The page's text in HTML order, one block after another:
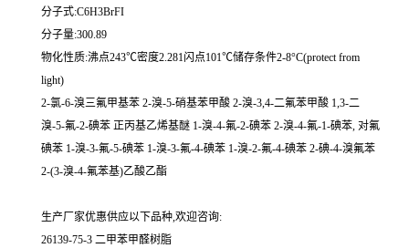
分子式:C6H3BrFI
分子量:300.89
物化性质:沸点243℃密度2.281闪点101℃储存条件2-8°C(protect from
light)
2-氯-6-溴三氟甲基苯 2-溴-5-硝基苯甲酸 2-溴-3,4-二氟苯甲酸 1,3-二
溴-5-氟-2-碘苯 正丙基乙烯基醚 1-溴-4-氟-2-碘苯 2-溴-4-氟-1-碘苯, 对氟
碘苯 1-溴-3-氟-5-碘苯 1-溴-3-氟-4-碘苯 1-溴-2-氟-4-碘苯 2-碘-4-溴氟苯
2-(3-溴-4-氟苯基)乙酸乙酯
生产厂家优惠供应以下品种,欢迎咨询:
26139-75-3 二甲苯甲醛树脂